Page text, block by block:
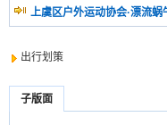
上虞区户外运动协会·漂流蜗
出行划策
子版面